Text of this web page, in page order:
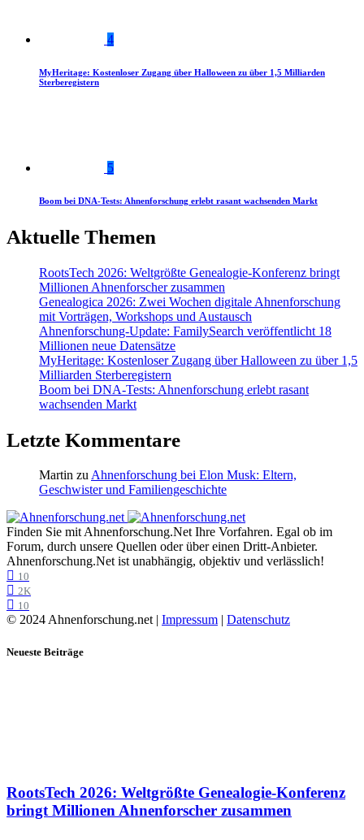
4
MyHeritage: Kostenloser Zugang über Halloween zu über 1,5 Milliarden
Sterberegistern
5
Boom bei DNA-Tests: Ahnenforschung erlebt rasant wachsenden Markt
Aktuelle Themen
RootsTech 2026: Weltgrößte Genealogie-Konferenz bringt
Millionen Ahnenforscher zusammen
Genealogica 2026: Zwei Wochen digitale Ahnenforschung
mit Vorträgen, Workshops und Austausch
Ahnenforschung-Update: FamilySearch veröffentlicht 18
Millionen neue Datensätze
MyHeritage: Kostenloser Zugang über Halloween zu über 1,5
Milliarden Sterberegistern
Boom bei DNA-Tests: Ahnenforschung erlebt rasant
wachsenden Markt
Letzte Kommentare
Martin zu Ahnenforschung bei Elon Musk: Eltern,
Geschwister und Familiengeschichte
Finden Sie mit Ahnenforschung.Net Ihre Vorfahren. Egal ob im
Forum, durch unsere Quellen oder über einen Dritt-Anbieter.
Ahnenforschung.Net ist unabhängig, objektiv und verlässlich!
10
2K
10
© 2024 Ahnenforschung.net | Impressum | Datenschutz
Neueste Beiträge
RootsTech 2026: Weltgrößte Genealogie-Konferenz
bringt Millionen Ahnenforscher zusammen